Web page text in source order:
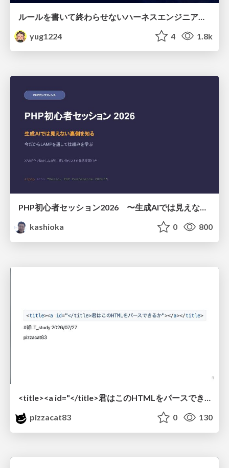
yug1224
4 1.8k
PHP初心者セッション2026 〜生成AIでは見えない裏側を知る：今だからLAMPを通して仕組みを学ぶ〜
kashioka
0 800
<title><a id="</title>君はこのHTMLをパースできるか"></a></title> #雑LT_study
pizzacat83
0 130